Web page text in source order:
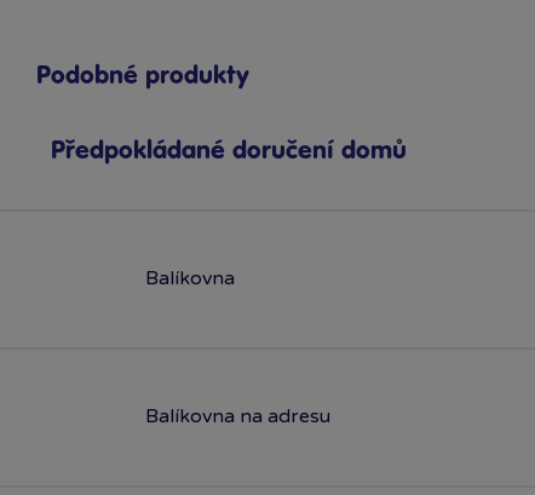
Podobné produkty
Předpokládané doručení domů
Balíkovna
Balíkovna na adresu